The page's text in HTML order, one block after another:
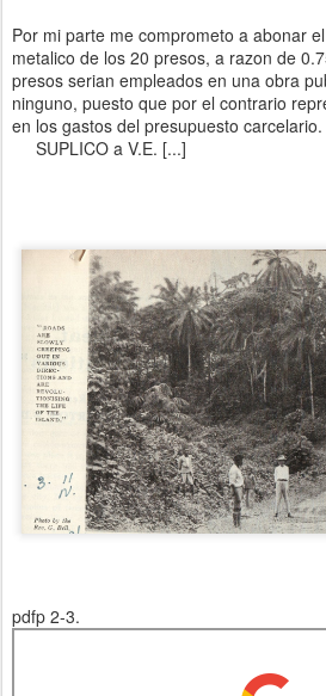
Por mi parte me comprometo a abonar
metalico de los 20 presos, a razon de
presos serian empleados en una obra
ninguno, puesto que por el contrario
en los gastos del presupuesto carcelario.
SUPLICO a V.E. [...]
pdfp 2-3.